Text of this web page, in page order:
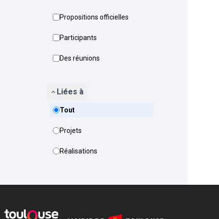
Propositions officielles
Participants
Des réunions
Liées à
Tout
Projets
Réalisations